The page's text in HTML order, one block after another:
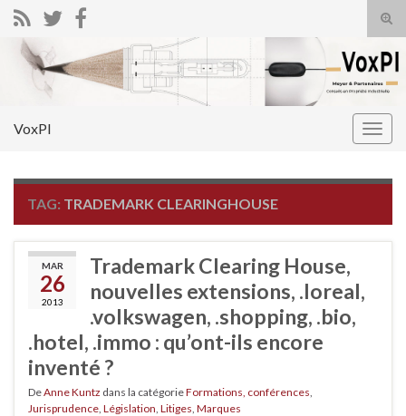
Search for:
VoxPI
TAG: TRADEMARK CLEARINGHOUSE
MAR
26
2013
Trademark Clearing House,
nouvelles extensions, .loreal,
.volkswagen, .shopping, .bio,
.hotel, .immo : qu’ont-ils encore
inventé ?
DeAnne Kuntz dans la catégorieFormations, conférences
Jurisprudence Législation Litiges Marques